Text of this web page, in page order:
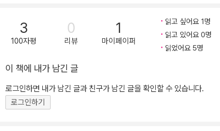
한번 봐줘서 깔끔하게 재탄생 시키는 일이야 말로 초보 목공자들이
갖는 뿌듯함이 아닐까 생각합니다. 이 책은 쉬운 목공에서 약간 난이
도 있는 목공 소재들을 생활 속에서 찾아내어 간단한 공구 사용법과
들고 싶은 소품 가구들을 스스로 스케치 해보고 치수를 재어 전 과정
을 초보자의 눈높이에서 맞춰 따라해 볼 수 있는 장점이 책 내용 속에
듬뿍 베어 있습니다. 꼭 비싼 목재나 철물, 공구 등에 의지하지 않고서
도 쉽게 핸드 메이드 할 수 있다는 점이 이 책이 갖는 핵심이며, 특히
3
100자평
0
리뷰
1
마이페이퍼
읽고 싶어요 1명
읽고 있어요 0명
읽었어요 5명
이 책에 내가 남긴 글
로그인하면 내가 남긴 글과 친구가 남긴 글을 확인할 수 있습니다.
로그인하기